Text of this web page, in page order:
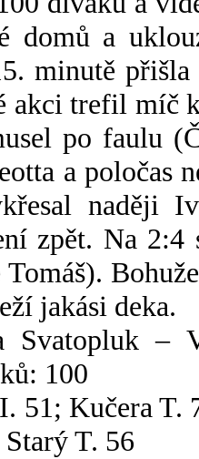
domů a
minutě přišla
akci trefil míč
po faulu
a poločas
naději
zpět. Na
Tomáš).
jakási deka.
Svatopluk –
100
51; Kučera
T. 56